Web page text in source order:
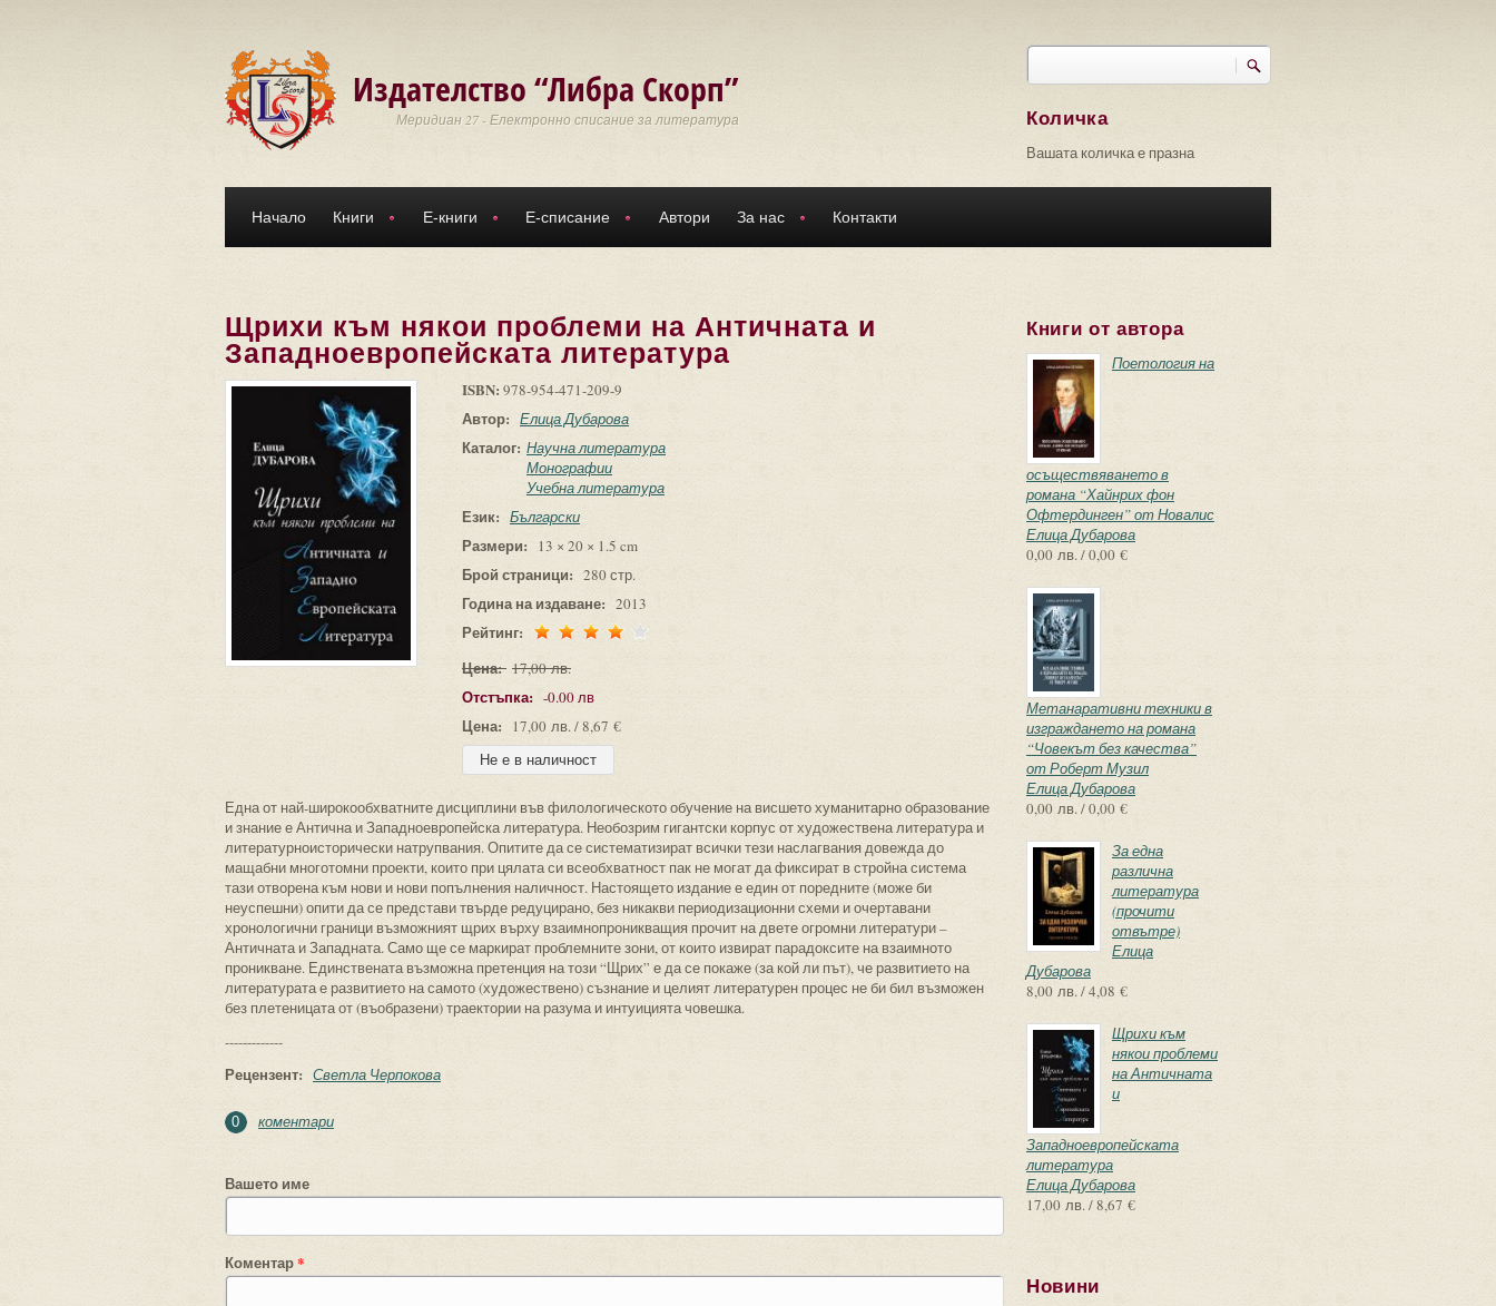
Издателство “Либра Скорп”
Меридиан 27 - Електронно списание за литература
Търси
Количка
Вашата количка е празна
Начало Книги Е-книги Е-списание Автори За нас Контакти
Щрихи към някои проблеми на Античната и
Западноевропейската литература
ISBN: 978-954-471-209-9
Автор: Елица Дубарова
Каталог: Научна литература
Монографии
Учебна литература
Език: Български
Размери: 13 × 20 × 1.5 cm
Брой страници: 280 стр.
Година на издаване: 2013
Рейтинг:
Цена: 17,00 лв.
Отстъпка: -0.00 лв
Цена: 17,00 лв. / 8,67 €
Една от най-широкообхватните дисциплини във филологическото обучение на висшето хуманитарно образование
и знание е Антична и Западноевропейска литература. Необозрим гигантски корпус от художествена литература и
литературноисторически натрупвания. Опитите да се систематизират всички тези наслагвания довежда до
мащабни многотомни проекти, които при цялата си всеобхватност пак не могат да фиксират в стройна система
тази отворена към нови и нови попълнения наличност. Настоящето издание е един от поредните (може би
неуспешни) опити да се представи твърде редуцирано, без никакви периодизационни схеми и очертавани
хронологични граници възможният щрих върху взаимнопроникващия прочит на двете огромни литератури –
Античната и Западната. Само ще се маркират проблемните зони, от които извират парадоксите на взаимното
проникване. Единствената възможна претенция на този “Щрих” е да се покаже (за кой ли път), че развитието на
литературата е развитието на самото (художествено) съзнание и целият литературен процес не би бил възможен
без плетеницата от (въобразени) траектории на разума и интуицията човешка.
-------------
Рецензент: Светла Черпокова
0 коментари
Вашето име
Коментар*
Книги от автора
Поетология на
осъществяването в
романа “Хайнрих фон
Офтердинген” от Новалис
Елица Дубарова
0,00 лв. / 0,00 €
Метанаративни техники в
изграждането на романа
“Човекът без качества”
от Роберт Музил
Елица Дубарова
0,00 лв. / 0,00 €
За една
различна
литература
(прочити
отвътре)
Елица
Дубарова
8,00 лв. / 4,08 €
Щрихи към
някои проблеми
на Античната
и
Западноевропейската
литература
Елица Дубарова
17,00 лв. / 8,67 €
Новини